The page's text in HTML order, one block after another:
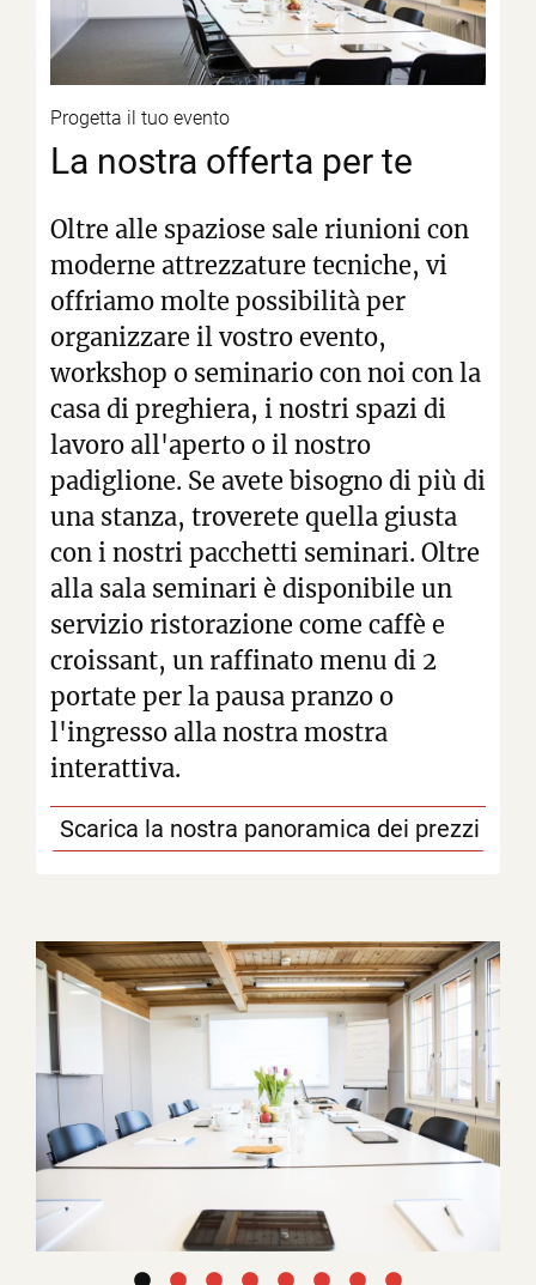
Progetta il tuo evento
La nostra offerta per te
Oltre alle spaziose sale riunioni con
moderne attrezzature tecniche, vi
offriamo molte possibilità per
organizzare il vostro evento,
workshop o seminario con noi con la
casa di preghiera, i nostri spazi di
lavoro all'aperto o il nostro
padiglione. Se avete bisogno di più di
una stanza, troverete quella giusta
con i nostri pacchetti seminari. Oltre
alla sala seminari è disponibile un
servizio ristorazione come caffè e
croissant, un raffinato menu di 2
portate per la pausa pranzo o
l'ingresso alla nostra mostra
interattiva.
Scarica la nostra panoramica dei prezzi e